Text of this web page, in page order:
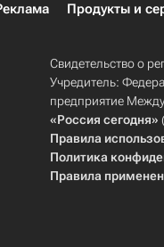
Продукты и
Свидетельство о
Учредитель:
предприятие
«Россия сегодня»
Правила
Политика
Правила